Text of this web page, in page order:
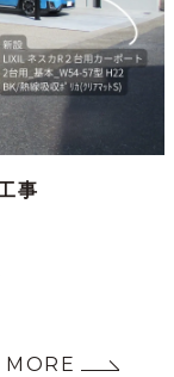
事
MORE